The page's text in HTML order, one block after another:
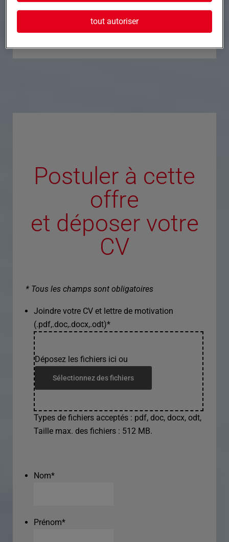
Postuler à cette
offre
et déposer votre
CV
* Tous les champs sont obligatoires
Joindre votre CV et lettre de motivation
(.pdf,.doc,.docx,.odt)*
Déposez les fichiers ici ou
Sélectionnez des fichiers
Types de fichiers acceptés : pdf, doc, docx, odt,
Taille max. des fichiers : 512 MB.
Nom*
Prénom*
tout autoriser